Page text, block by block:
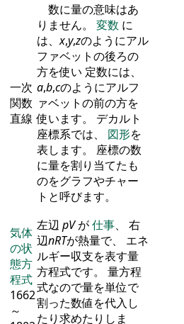
一次
関数
直線
数に量の意味はあ
りません。 変数 に
は、x,y,zのようにアル
ファベットの後ろの
方を使い 定数には、
a,b,cのようにアルフ
ァベットの前の方を
使います。 デカルト
座標系では、 図形を
表します。 座標の数
に量を割り当てたも
のをグラフやチャー
トと呼びます。
気体
の状
態方
程式
1662
～
左辺 pVが仕事、 右
辺nRTが熱量で、 エネ
ルギー収支を表す量
方程式です。 量方程
式なので量を単位で
割った数値を代入し
たり求めたりしま